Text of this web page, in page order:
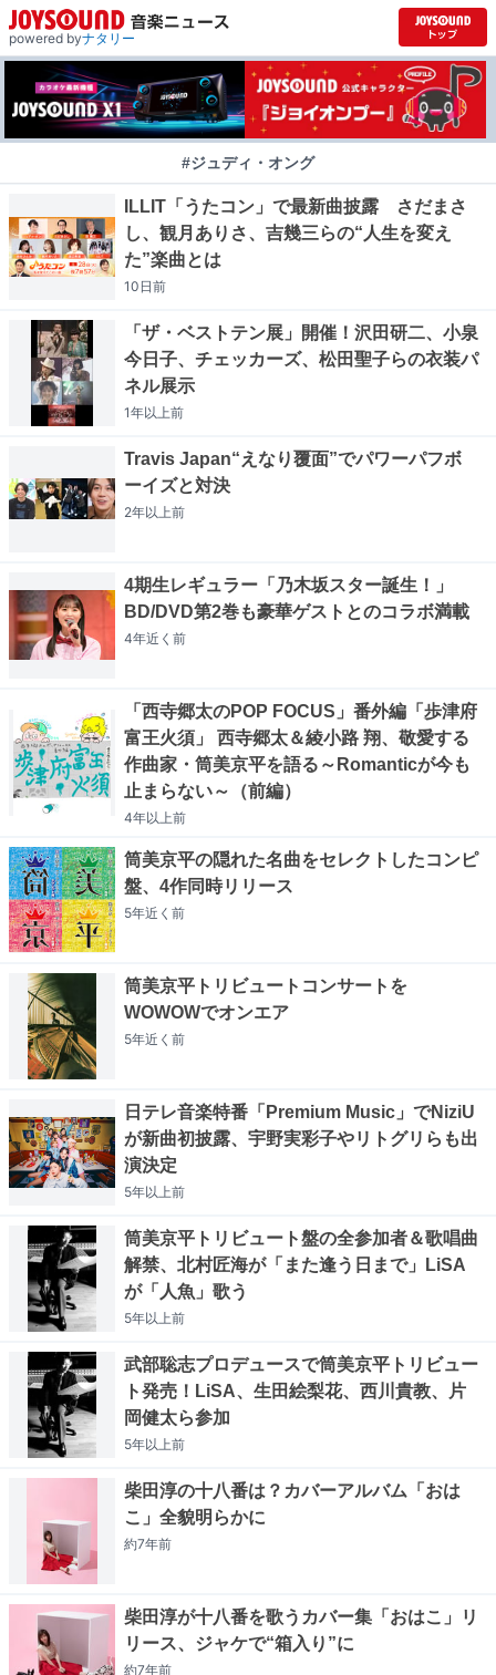
powered byナタリー
#ジュディ・オング
ILLIT「うたコン」で最新曲披露 さだまさ
し、観月ありさ、吉幾三らの“人生を変え
た”楽曲とは
10日前
「ザ・ベストテン展」開催！沢田研二、小泉
今日子、チェッカーズ、松田聖子らの衣装パ
ネル展示
1年以上前
Travis Japan“えなり覆面”でパワーパフボ
ーイズと対決
2年以上前
4期生レギュラー「乃木坂スター誕生！」
BD/DVD第2巻も豪華ゲストとのコラボ満載
4年近く 前
「西寺郷太のPOP FOCUS」番外編「歩津府
富王火須」 西寺郷太＆綾小路 翔、敬愛する
作曲家・筒美京平を語る～Romanticが今も
止まらない～（前編）
4年以上前
筒美京平の隠れた名曲をセレクトしたコンピ
盤、4作同時リリース
5年近く 前
筒美京平トリビュートコンサートを
WOWOWでオンエア
5年近く 前
日テレ音楽特番「Premium Music」でNiziU
が新曲初披露、宇野実彩子やリトグリらも出
演決定
5年以上前
筒美京平トリビュート盤の全参加者＆歌唱曲
解禁、北村匠海が「また逢う日まで」LiSA
が「人魚」歌う
5年以上前
武部聡志プロデュースで筒美京平トリビュー
ト発売！LiSA、生田絵梨花、西川貴教、片
岡健太ら参加
5年以上前
柴田淳の十八番は？カバーアルバム「おは
こ」全貌明らかに
約7年前
柴田淳が十八番を歌うカバー集「おはこ」リ
リース、ジャケで“箱入り”に
約7年前